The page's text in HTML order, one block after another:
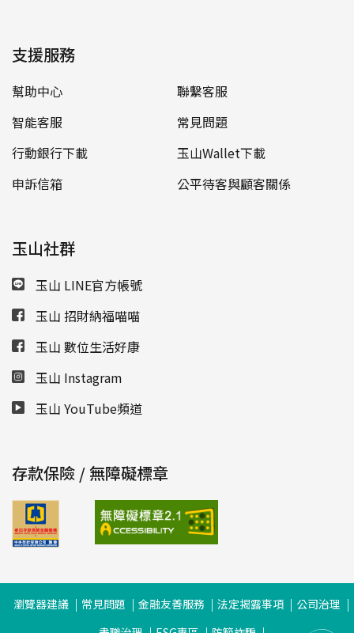
支援服務
幫助中心
聯繫客服
智能客服
常見問題
行動銀行下載
玉山Wallet下載
申訴信箱
公平待客與顧客關係
玉山社群
玉山 LINE官方帳號
玉山 招財納福喵喵
玉山 數位生活好康
玉山 Instagram
玉山 YouTube頻道
存款保險 / 無障礙標章
瀏覽器建議 常見問題 金融友善服務 法定揭露事項
公司治理